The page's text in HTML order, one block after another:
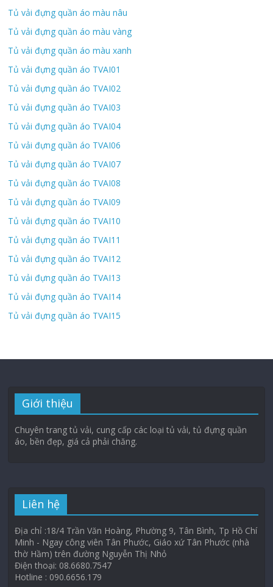
Tủ vải đựng quần áo màu nâu
Tủ vải đựng quần áo màu vàng
Tủ vải đựng quần áo màu xanh
Tủ vải đựng quần áo TVAI01
Tủ vải đựng quần áo TVAI02
Tủ vải đựng quần áo TVAI03
Tủ vải đựng quần áo TVAI04
Tủ vải đựng quần áo TVAI06
Tủ vải đựng quần áo TVAI07
Tủ vải đựng quần áo TVAI08
Tủ vải đựng quần áo TVAI09
Tủ vải đựng quần áo TVAI10
Tủ vải đựng quần áo TVAI11
Tủ vải đựng quần áo TVAI12
Tủ vải đựng quần áo TVAI13
Tủ vải đựng quần áo TVAI14
Tủ vải đựng quần áo TVAI15
Giới thiệu
Chuyên trang tủ vải, cung cấp các loại tủ vải, tủ đựng quần
áo, bền đẹp, giá cả phải chăng.
Liên hệ
Địa chỉ :18/4 Trần Văn Hoàng, Phường 9, Tân Bình, Tp Hồ Chí
Minh - Ngay công viên Tân Phước, Giáo xứ Tân Phước (nhà
thờ Hầm) trên đường Nguyễn Thị Nhỏ
Điện thoại: 08.6680.7547
Hotline : 090.6656.179